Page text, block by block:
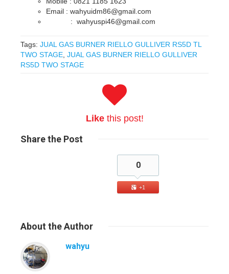
Email : wahyuidm86@gmail.com
: wahyuspi46@gmail.com
Tags: JUAL GAS BURNER RIELLO GULLIVER RS5D TL
TWO STAGE JUAL GAS BURNER RIELLO GULLIVER
RS5D TWO STAGE
Likethis post!
Sharethe Post
0
+1
About the Author
wahyu